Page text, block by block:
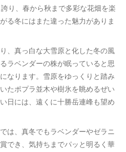
り、春から秋まで多彩な花畑を楽
る冬にはまた違った魅力がありま
、真っ白な大雪原と化した冬の風
ラベンダーの株が眠っていると思
なります。雪原をゆっくりと踏み
たポプラ並木や樹氷を眺めるぜい
日には、遠くに十勝岳連峰も望め
は、真冬でもラベンダーやゼラニ
でき、気持ちまでパッと明るく華